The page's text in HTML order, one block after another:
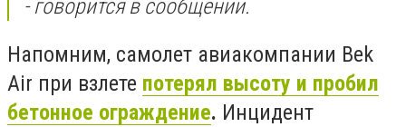
- говорится в сообщении.
Напомним, самолет авиакомпании Bek
Air при взлете потерял высоту и пробил
бетонное ограждение. Инцидент